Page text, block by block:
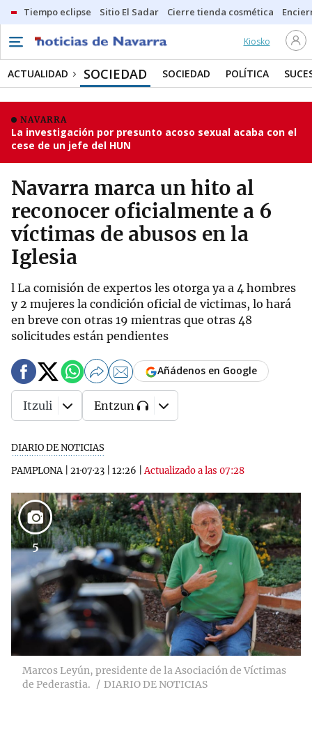
Tiempo eclipse Sitio El Sadar Cierre tienda cosmética
Kiosko
ACTUALIDAD SOCIEDAD SOCIEDAD POLÍTICA
NAVARRA
La investigación por presunto acoso sexual acaba con el
cese de un jefe del HUN
Navarra marca un hito al
reconocer oficialmente a 6
víctimas de abusos en la
Iglesia
l La comisión de expertos les otorga ya a 4 hombres
y 2 mujeres la condición oficial de victimas, lo hará
en breve con otras 19 mientras que otras 48
solicitudes están pendientes
DIARIO DE NOTICIAS
PAMPLONA| 21·07·23 12:26 |Actualizado a las 07:28
Añádenos en Google
Itzuli Entzun
5
Marcos Leyún, presidente de la Asociación de Víctimas
de Pederastia.
DIARIO DE NOTICIAS